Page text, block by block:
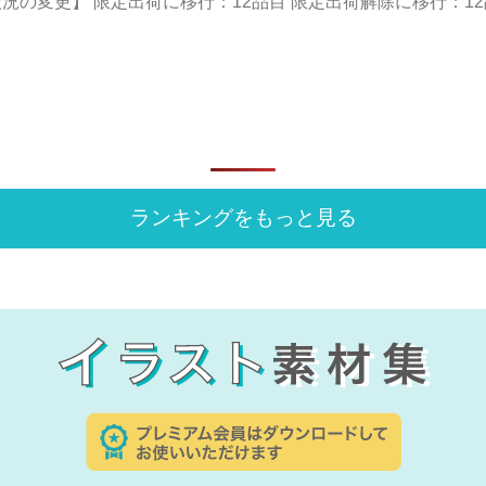
ランキングをもっと見る